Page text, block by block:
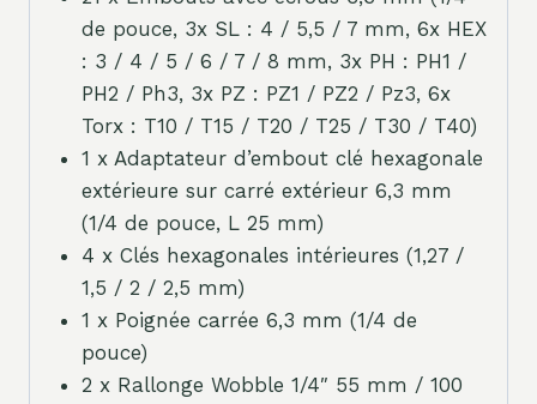
de pouce, 3x SL : 4 / 5,5 / 7 mm, 6x HEX
: 3 / 4 / 5 / 6 / 7 / 8 mm, 3x PH : PH1 /
PH2 / Ph3, 3x PZ : PZ1 / PZ2 / Pz3, 6x
Torx : T10 / T15 / T20 / T25 / T30 / T40)
1 x Adaptateur d’embout clé hexagonale
extérieure sur carré extérieur 6,3 mm
(1/4 de pouce, L 25 mm)
4 x Clés hexagonales intérieures (1,27 /
1,5 / 2 / 2,5 mm)
1 x Poignée carrée 6,3 mm (1/4 de
pouce)
2 x Rallonge Wobble 1/4″ 55 mm / 100